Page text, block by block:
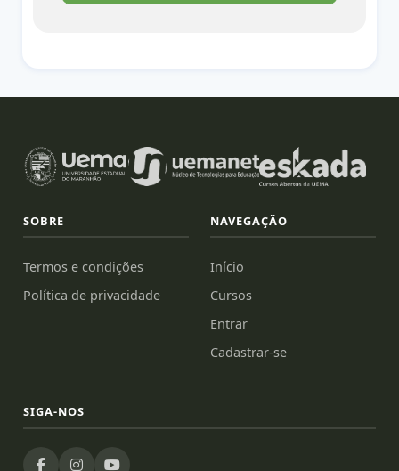
SOBRE
Termos e condições
Política de privacidade
NAVEGAÇÃO
Início
Cursos
Entrar
Cadastrar-se
SIGA-NOS